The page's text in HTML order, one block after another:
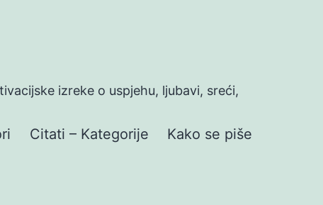
izreke o uspjehu, ljubavi, sreći,
Citati – Kategorije Kako se piše